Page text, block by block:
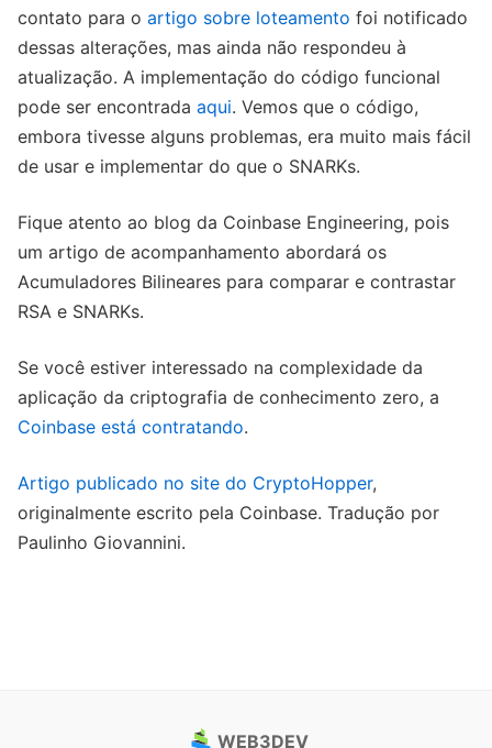
contato para o artigo sobre loteamento foi notificado
dessas alterações, mas ainda não respondeu à
atualização. A implementação do código funcional
pode ser encontrada aqui. Vemos que o código,
embora tivesse alguns problemas, era muito mais fácil
de usar e implementar do que o SNARKs.
Fique atento ao blog da Coinbase Engineering, pois
um artigo de acompanhamento abordará os
Acumuladores Bilineares para comparar e contrastar
RSA e SNARKs.
Se você estiver interessado na complexidade da
aplicação da criptografia de conhecimento zero, a
Coinbase está contratando.
Artigo publicado no site do CryptoHopper,
originalmente escrito pela Coinbase. Tradução por
Paulinho Giovannini.
WEB3DEV